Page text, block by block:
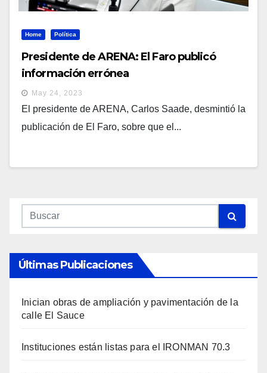
Home Política
Presidente de ARENA: El Faro publicó
información errónea
May 24, 2023
El presidente de ARENA, Carlos Saade, desmintió la
publicación de El Faro, sobre que el...
Últimas Publicaciones
Inician obras de ampliación y pavimentación de la
calle El Sauce
Instituciones están listas para el IRONMAN 70.3